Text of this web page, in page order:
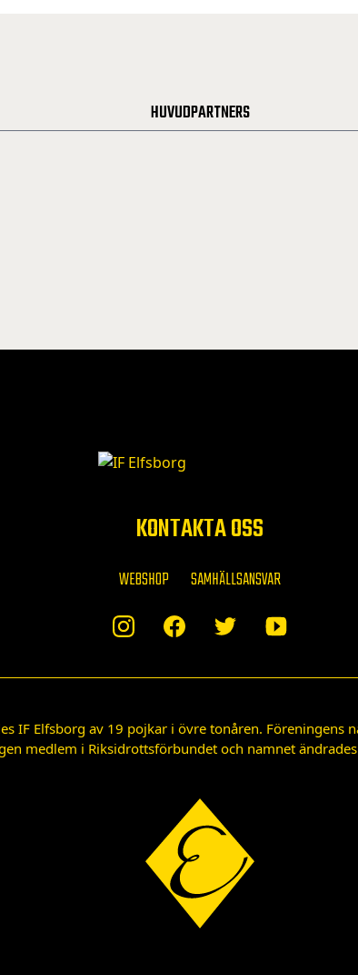
HUVUDPARTNERS
KONTAKTA OSS
WEBSHOP SAMHÄLLSANSVAR
IF Elfsborg av 19 pojkar i övre tonåren. Föreningens
medlem i Riksidrottsförbundet och namnet